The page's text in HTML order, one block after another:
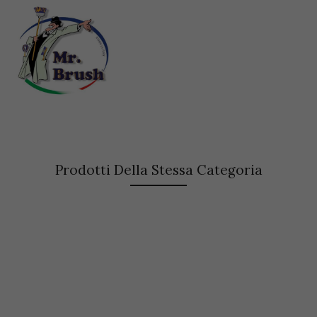
Prodotti Della Stessa Categoria